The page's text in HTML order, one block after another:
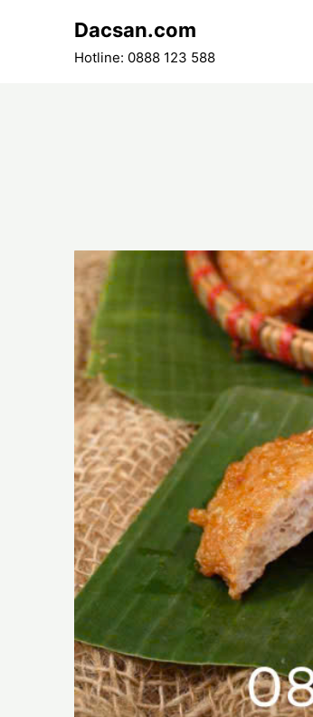
Dacsan.com
Hotline: 0888 123 588